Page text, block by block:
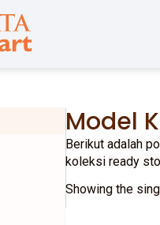
Model
Berikut adalah
koleksi ready
Showing the